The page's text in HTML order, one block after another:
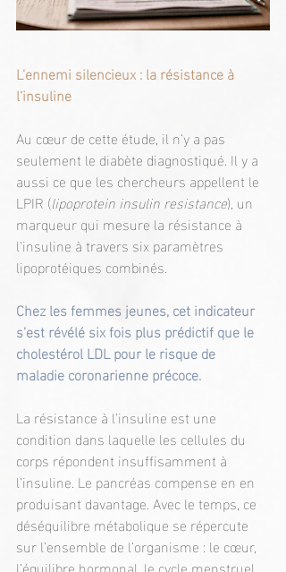
L’ennemi silencieux : la résistance à
l’insuline
Au cœur de cette étude, il n’y a pas
seulement le diabète diagnostiqué. Il y a
aussi ce que les chercheurs appellent le
LPIR (lipoprotein insulin resistance), un
marqueur qui mesure la résistance à
l’insuline à travers six paramètres
lipoprotéiques combinés.
Chez les femmes jeunes, cet indicateur
s’est révélé six fois plus prédictif que le
cholestérol LDL pour le risque de
maladie coronarienne précoce.
La résistance à l’insuline est une
condition dans laquelle les cellules du
corps répondent insuffisamment à
l’insuline. Le pancréas compense en en
produisant davantage. Avec le temps, ce
déséquilibre métabolique se répercute
sur l’ensemble de l’organisme : le cœur,